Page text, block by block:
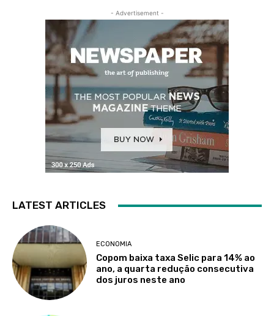
- Advertisement -
LATEST ARTICLES
ECONOMIA
Copom baixa taxa Selic para 14% ao
ano, a quarta redução consecutiva
dos juros neste ano